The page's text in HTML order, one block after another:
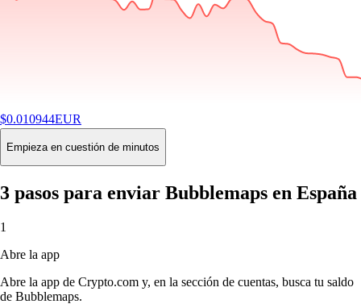
$0.010944EUR
-1.83%24H
Buy
Empieza en cuestión de minutos
3 pasos para enviar Bubblemaps en España
1
Abre la app
Abre la app de Crypto.com y, en la sección de cuentas, busca tu saldo
de Bubblemaps.